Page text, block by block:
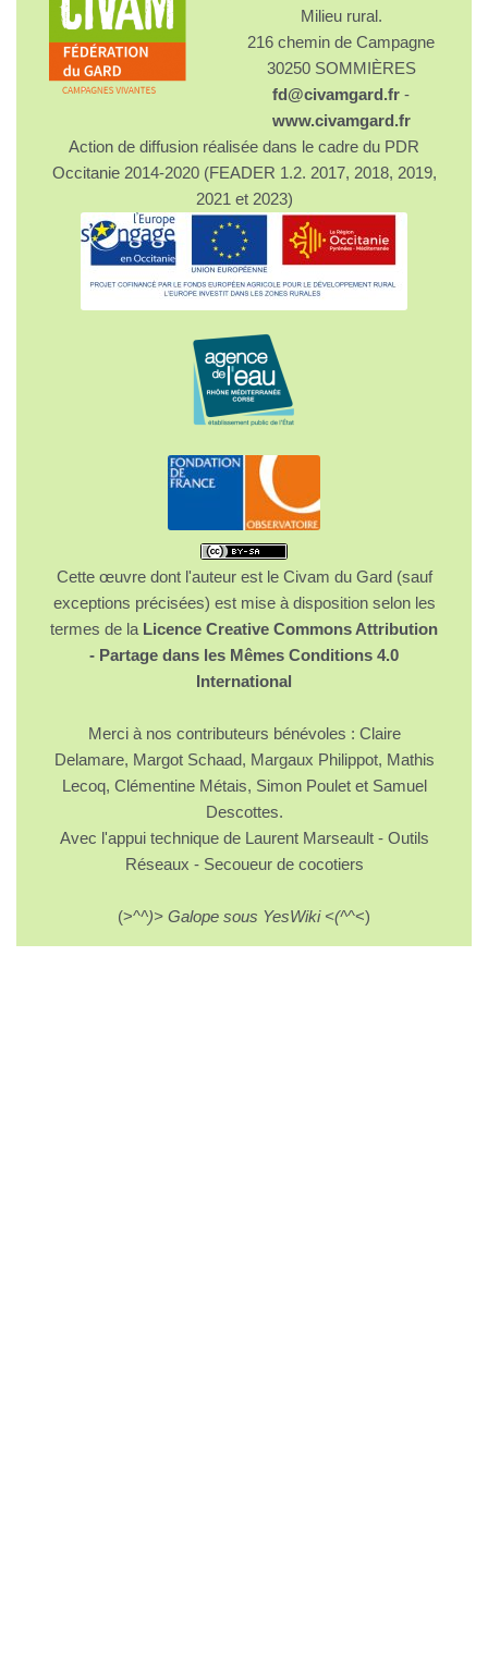
Milieu rural.
216 chemin de Campagne
30250 SOMMIÈRES
fd@civamgard.fr -
www.civamgard.fr
Action de diffusion réalisée dans le cadre du PDR
Occitanie 2014-2020 (FEADER 1.2. 2017, 2018, 2019,
2021 et 2023)
Cette œuvre dont l'auteur est le Civam du Gard (sauf
exceptions précisées) est mise à disposition selon les
termes de la Licence Creative Commons Attribution
- Partage dans les Mêmes Conditions 4.0
International
Merci à nos contributeurs bénévoles : Claire
Delamare, Margot Schaad, Margaux Philippot, Mathis
Lecoq, Clémentine Métais, Simon Poulet et Samuel
Descottes.
Avec l'appui technique de Laurent Marseault - Outils
Réseaux - Secoueur de cocotiers
(>^^)> Galope sous YesWiki <(^^<)